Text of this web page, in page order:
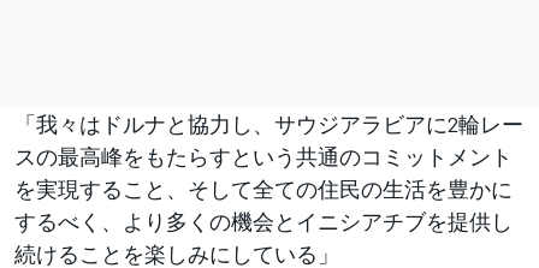
「我々はドルナと協力し、サウジアラビアに2輪レー
スの最高峰をもたらすという共通のコミットメント
を実現すること、そして全ての住民の生活を豊かに
するべく、より多くの機会とイニシアチブを提供し
続けることを楽しみにしている」